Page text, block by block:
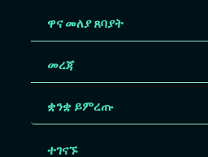
ዋና መለያ ጸባያት
መረጃ
ቋንቋ ይምረጡ
ተገናኙ